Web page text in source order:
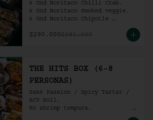
6 Und Noritaco Chilli Crab.
6 Und Noritaco Smoked veggie.
6 Und Noritaco Chipotle
$290.000$381.000
THE HITS BOX (6-8
PERSONAS)
Sake Passion / Spicy Tartar /
ACV Roll.
Ko shrimp tempura.